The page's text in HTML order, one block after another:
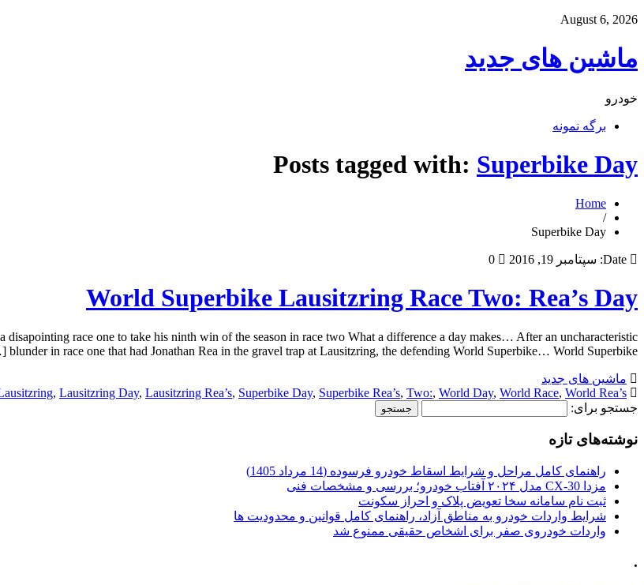
August 6, 2026
ماشین های جدید
خودرو
برگه نمونه
Posts tagged with: Superbike Day
Home
/
Superbike Day
Date: سپتامبر 19, 2016 0
World Superbike Lausitzring Race Two: Rea’s Day
race one to take his ninth win of the season in race two What a difference a day makes… After an uncharacteristic
blunder in race one that had Jonathan Rea in the gravel trap at Lausitzring, the defending World Superbike… World Superbike […]
ماشین های جدید
, Lausitzring Day, Lausitzring Rea’s, Superbike Day, Superbike Rea’s, Two:, World Day, World Race, World Rea’s
جستجو برای:
نوشته‌های تازه
راهنمای کامل مراحل و شرایط اسقاط خودرو فرسوده (14 مرداد 1405)
مزدا CX-30 مدل ۲۰۲۴ آفتاب خودرو؛ بررسی و مشخصات فنی
ثبت نام سامانه سخا تعویض پلاک و احراز سکونت
شرایط واردات خودرو به مناطق آزاد، راهنمای کامل قوانین و محدودیت ها
واردات خودروی صفر برای اشخاص حقیقی ممنوع شد
.